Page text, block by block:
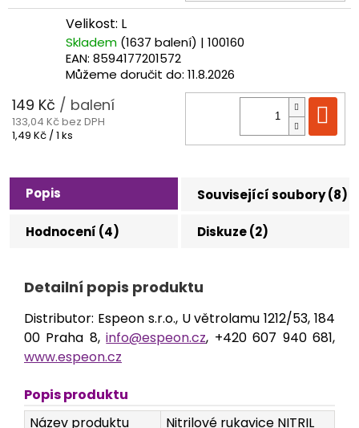
Velikost: L
Skladem (1637 balení) | 100160
EAN: 8594177201572
Můžeme doručit do: 11.8.2026
149 Kč / balení
133,04 Kč bez DPH
Měrná
1,49 Kč / 1 ks
Popis Související soubory (8)
Hodnocení (4) Diskuze (2)
Detailní popis produktu
Distributor: Espeon s.r.o., U větrolamu 1212/53, 184
00 Praha 8,info@espeon.cz, +420 607 940 681,
www.espeon.cz
Popis produktu
Název produktu
Nitrilové rukavice NITRIL